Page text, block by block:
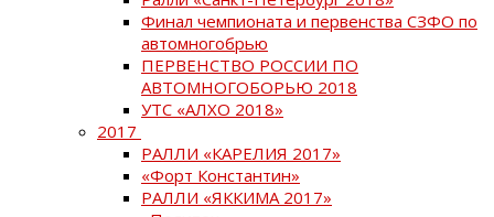
Финал чемпионата и первенства СЗФО по
автомногобрью
ПЕРВЕНСТВО РОССИИ ПО
АВТОМНОГОБОРЬЮ 2018
УТС «АЛХО 2018»
2017
РАЛЛИ «КАРЕЛИЯ 2017»
«Форт Константин»
РАЛЛИ «ЯККИМА 2017»